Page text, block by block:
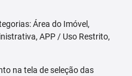
Área do Imóvel,
APP / Uso Restrito,
na tela de seleção das